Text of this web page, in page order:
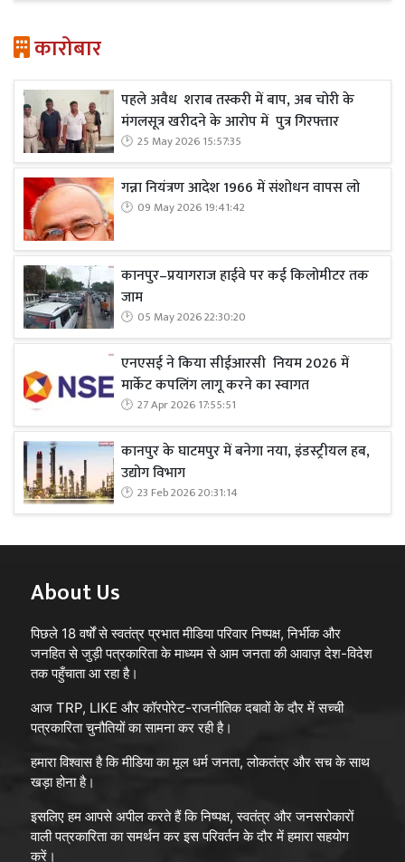
कारोबार
पहले अवैध शराब तस्करी में बाप, अब चोरी के
मंगलसूत्र खरीदने के आरोप में पुत्र गिरफ्तार
25 May 2026 15:57:35
गन्ना नियंत्रण आदेश 1966 में संशोधन वापस लो
09 May 2026 19:41:42
कानपुर–प्रयागराज हाईवे पर कई किलोमीटर तक
जाम
05 May 2026 22:30:20
एनएसई ने किया सीईआरसी नियम 2026 में
मार्केट कपलिंग लागू करने का स्वागत
27 Apr 2026 17:55:51
कानपुर के घाटमपुर में बनेगा नया, इंडस्ट्रीयल हब,
उद्योग विभाग
23 Feb 2026 20:31:14
About Us
पिछले 18 वर्षों से स्वतंत्र प्रभात मीडिया परिवार निष्पक्ष, निर्भीक और
जनहित से जुड़ी पत्रकारिता के माध्यम से आम जनता की आवाज़ देश-विदेश
तक पहुँचाता आ रहा है।
आज TRP, LIKE और कॉरपोरेट-राजनीतिक दबावों के दौर में सच्ची
पत्रकारिता चुनौतियों का सामना कर रही है।
हमारा विश्वास है कि मीडिया का मूल धर्म जनता, लोकतंत्र और सच के साथ
खड़ा होना है।
इसलिए हम आपसे अपील करते हैं कि निष्पक्ष, स्वतंत्र और जनसरोकारों
वाली पत्रकारिता का समर्थन कर इस परिवर्तन के दौर में हमारा सहयोग
करें।